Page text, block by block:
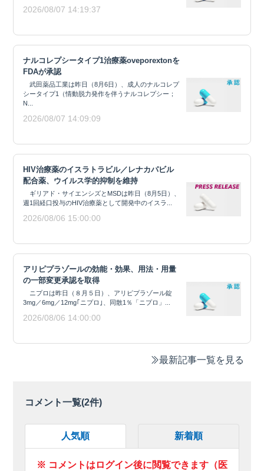
2026/08/07 14:19:37
ナルコレプシータイプ1治療薬oveporextonを
FDAが承認
武田薬品工業は昨日（8月6日）、成人のナルコレプ
シータイプ1（情動脱力発作を伴うナルコレプシー；
N...
2026/08/07 14:09:09
HIV治療薬のイスラトラビル／レナカパビル
配合薬、ウイルス学的抑制を維持
ギリアド・サイエンシズとMSDは昨日（8月5日）、
週1回経口投与のHIV治療薬として開発中のイスラ...
2026/08/06 15:00:00
アリピプラゾールの効能・効果、用法・用量
の一部変更承認を取得
ニプロは昨日（８月５日）、アリピプラゾール錠
3mg／6mg／12mg｢ニプロ｣、同散1％「ニプロ」...
2026/08/06 14:00:00
最新記事一覧を見る
コメント一覧(2件)
人気順 新着順
※ コメントはログイン後に閲覧できます（医